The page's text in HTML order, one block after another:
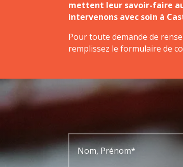
mettent leur savoir-faire
intervenons avec soin à
Pour toute demande de
remplissez le formulaire de